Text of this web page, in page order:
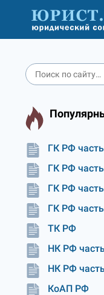
ГК РФ часть
ГК РФ
ГК РФ
ГК РФ
ТК РФ
НК РФ
НК РФ
КоАП РФ